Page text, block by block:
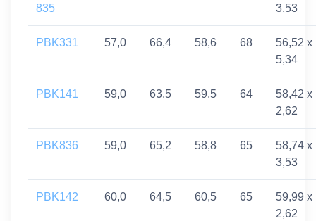
835
3,53
PBK331 57,0 66,4 58,6 68
56,52 x
5,34
PBK141 59,0 63,5 59,5 64
58,42 x
2,62
PBK836 59,0 65,2 58,8 65
58,74 x
3,53
PBK142 60,0 64,5 60,5 65
59,99 x
2,62